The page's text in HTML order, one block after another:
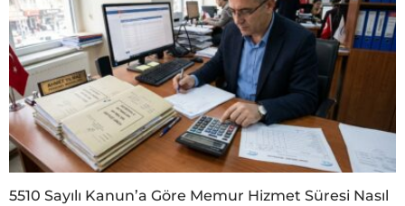
5510 Sayılı Kanun’a Göre Memur Hizmet Süresi Nasıl